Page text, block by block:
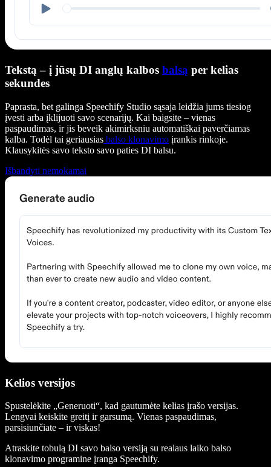
Tekstą – į jūsų DI anglų kalbos balsą per kelias
sekundes
Paprasta, bet galinga Speechify Studio sąsaja leidžia jums tiesiog
įvesti arba įklijuoti savo scenarijų. Kai baigsite – vienas
paspaudimas, ir jis beveik akimirksniu automatiškai paverčiamas
kalba. Todėl tai geriausias balso klonavimo įrankis rinkoje.
Klausykitės savo teksto savo paties DI balsu.
Išbandyti nemokamai
Kelios versijos
Spustelėkite „Generuoti“, kad gautumėte kelias įrašo versijas.
Lengvai keiskite greitį ir garsumą. Vienas paspaudimas,
parsisiunčiate – ir viskas!
Atraskite tobulą DI savo balso versiją su realaus laiko balso
klonavimo programine įranga Speechify.